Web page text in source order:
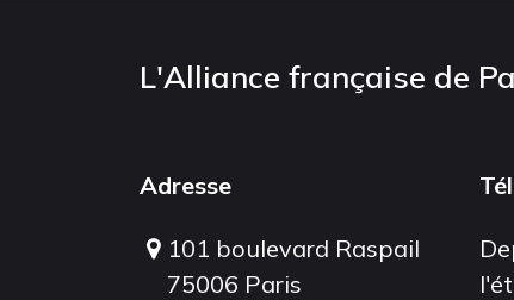
L'Alliance française de
Adresse
101 boulevard Raspail
75006 Paris